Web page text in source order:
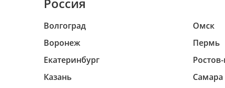
Волгоград
Воронеж
Екатеринбург
Казань
Омск
Пермь
Самара